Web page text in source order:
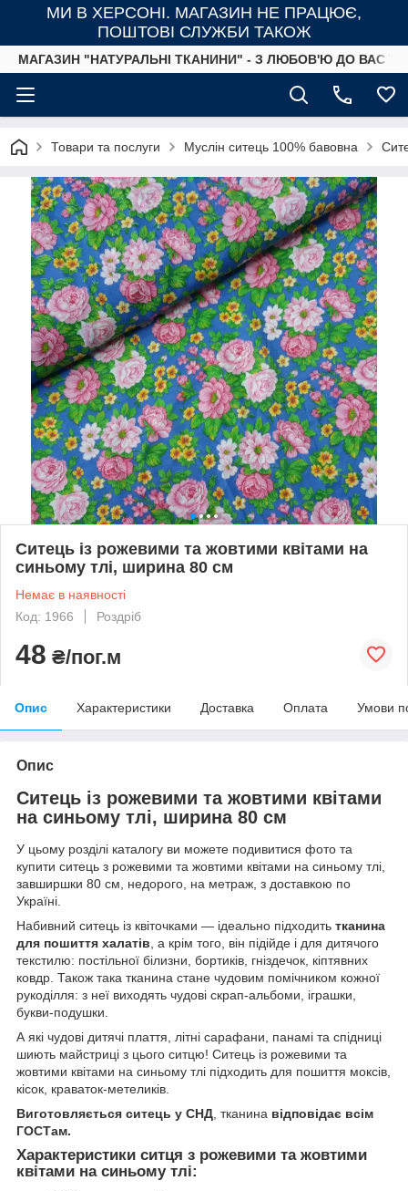
МИ В ХЕРСОНІ. МАГАЗИН НЕ ПРАЦЮЄ,
ПОШТОВІ СЛУЖБИ ТАКОЖ
МАГАЗИН "НАТУРАЛЬНІ ТКАНИНИ" - З ЛЮБОВ'Ю ДО ВАС
Товари та послуги Муслін ситець 100% бавовна
Ситець із рожевими та жовтими квітами на
синьому тлі, ширина 80 см
Немає в наявності
Код: 1966
Роздріб
48 ₴/пог.м
Опис Характеристики Доставка Оплата Умови
Опис
Ситець із рожевими та жовтими квітами
на синьому тлі, ширина 80 см
У цьому розділі каталогу ви можете подивитися фото та
купити ситець з рожевими та жовтими квітами на синьому тлі,
завширшки 80 см, недорого, на метраж, з доставкою по
Україні.
Набивний ситець із квіточками — ідеально підходить тканина
для пошиття халатів, а крім того, він підійде і для дитячого
текстилю: постільної білизни, бортиків, гніздечок, кіптявних
ковдр. Також така тканина стане чудовим помічником кожної
рукоділля: з неї виходять чудові скрап-альбоми, іграшки,
букви-подушки.
А які чудові дитячі плаття, літні сарафани, панамі та спідниці
шиють майстриці з цього ситцю! Ситець із рожевими та
жовтими квітами на синьому тлі підходить для пошиття моксів,
кісок, краваток-метеликів.
Виготовляється ситець у СНД, тканина відповідає всім
ГОСТам.
Характеристики ситця з рожевими та жовтими
квітами на синьому тлі: